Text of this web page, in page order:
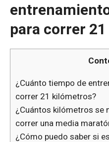
para correr
¿Cuánto tiempo de
correr 21 kilómetros?
¿Cuántos kilómetros se
correr una media
¿Cómo puedo saber si